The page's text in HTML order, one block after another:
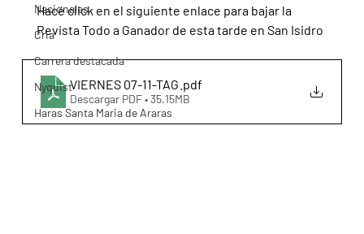
Nacionales
Cria
Carrera destacada
Nyquist
Haras Santa Maria de Araras
Hacé click en el siguiente enlace para bajar la
Revista Todo a Ganador de esta tarde en San Isidro
VIERNES 07-11-TAG .pdf
Descargar PDF • 35.15MB